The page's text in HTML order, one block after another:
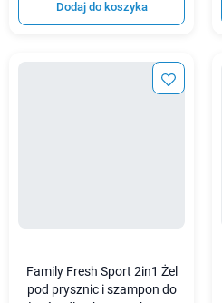
Dodaj do koszyka
Family Fresh Sport 2in1 Żel
pod prysznic i szampon do